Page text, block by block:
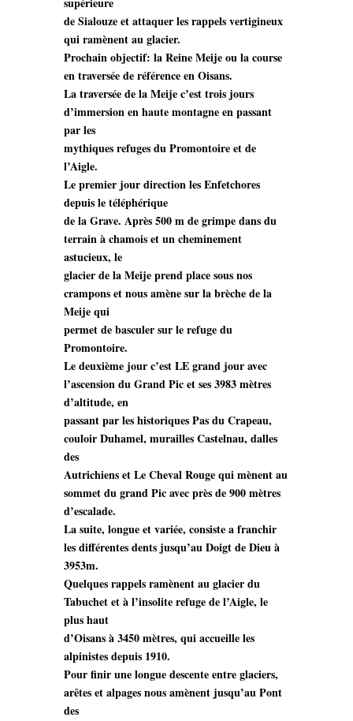
de Sialouze et attaquer les rappels vertigineux
qui ramènent au glacier.
Prochain objectif: la Reine Meije ou la course
en traversée de référence en Oisans.
La traversée de la Meije c’est trois jours
d’immersion en haute montagne en passant
par les
mythiques refuges du Promontoire et de
l’Aigle.
Le premier jour direction les Enfetchores
depuis le téléphérique
de la Grave. Après 500 m de grimpe dans du
terrain à chamois et un cheminement
astucieux, le
glacier de la Meije prend place sous nos
crampons et nous amène sur la brèche de la
Meije qui
permet de basculer sur le refuge du
Promontoire.
Le deuxième jour c’est LE grand jour avec
l’ascension du Grand Pic et ses 3983 mètres
d’altitude, en
passant par les historiques Pas du Crapeau,
couloir Duhamel, murailles Castelnau, dalles
des
Autrichiens et Le Cheval Rouge qui mènent au
sommet du grand Pic avec près de 900 mètres
d’escalade.
La suite, longue et variée, consiste a franchir
les différentes dents jusqu’au Doigt de Dieu à
3953m.
Quelques rappels ramènent au glacier du
Tabuchet et à l’insolite refuge de l’Aigle, le
plus haut
d’Oisans à 3450 mètres, qui accueille les
alpinistes depuis 1910.
Pour finir une longue descente entre glaciers,
arêtes et alpages nous amènent jusqu’au Pont
des